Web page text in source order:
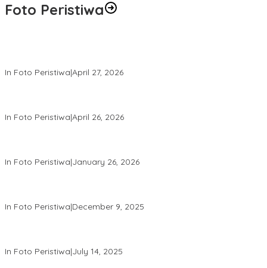
Foto Peristiwa
In Foto Peristiwa|April 27, 2026
In Foto Peristiwa|April 26, 2026
In Foto Peristiwa|January 26, 2026
In Foto Peristiwa|December 9, 2025
In Foto Peristiwa|July 14, 2025